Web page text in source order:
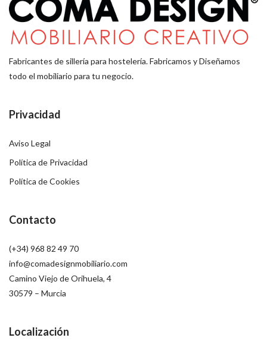
Fabricantes de sillería para hostelería. Fabricamos y Diseñamos
todo el mobiliario para tu negocio.
Privacidad
Aviso Legal
Política de Privacidad
Política de Cookies
Contacto
(+34) 968 82 49 70
info@comadesignmobiliario.com
Camino Viejo de Orihuela, 4
30579 – Murcia
Localización